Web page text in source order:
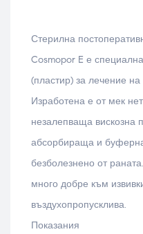
Стерилна
Cosmopor E е
(пластир) за лечение
Изработена е от мек
незалепваща вискозна
абсорбираща и
безболезнено от
много добре към
въздухопропусклива.
Показания